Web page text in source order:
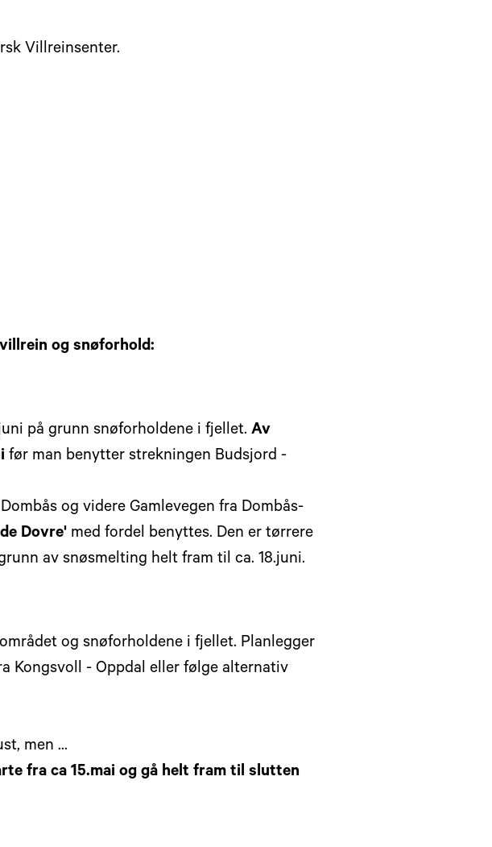
Villreinsenter.
og snøforhold:
på grunn snøforholdene i fjellet. Av
før man benytter strekningen Budsjord -
og videre Gamlevegen fra Dombås-
Dovre' med fordel benyttes. Den er tørrere
av snøsmelting helt fram til ca. 18.juni.
og snøforholdene i fjellet. Planlegger
Kongsvoll - Oppdal eller følge alternativ
men ...
fra ca 15.mai og gå helt fram til slutten